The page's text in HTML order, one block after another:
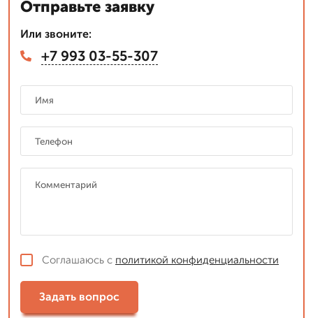
Отправьте заявку
Или звоните:
+7 993 03-55-307
Соглашаюсь с политикой конфиденциальности
Задать вопрос